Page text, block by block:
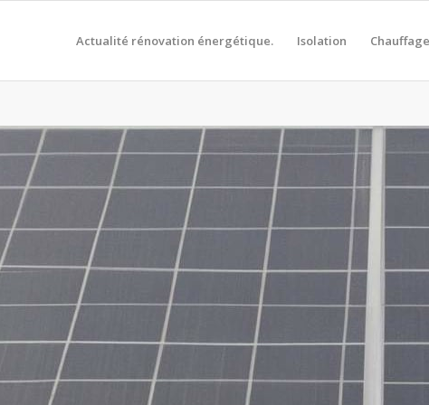
Actualité rénovation énergétique. Isolation Chauffage